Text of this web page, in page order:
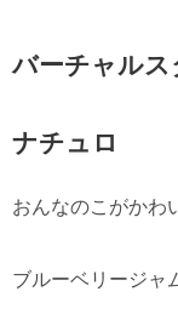
バーチャルス
ナチュロ
おんなのこがかわ
ブルーベリージャ